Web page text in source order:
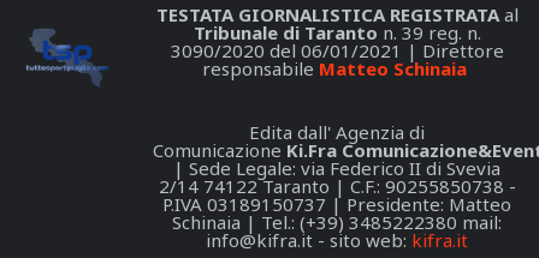
TESTATA GIORNALISTICA REGISTRATAal
Tribunale di Taranto n. 39 reg. n.
3090/2020 del 06/01/2021 | Direttore
responsabile Matteo Schinaia
Edita dall' Agenzia di
Comunicazione Ki.Fra
| Sede Legale: via Federico II di Svevia
2/14 74122 Taranto | C.F.: 90255850738 -
P.IVA 03189150737 | Presidente: Matteo
Schinaia | Tel.: (+39) 3485222380 mail:
info@kifra.it - sito web: kifra.it